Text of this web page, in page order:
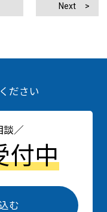
Next
ださい
談
付中
む